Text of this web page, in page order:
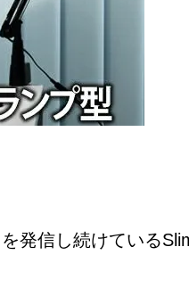
発信し続けている